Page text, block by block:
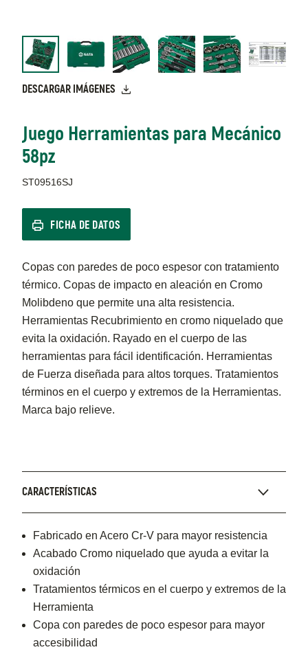
DESCARGAR IMÁGENES
Juego Herramientas para Mecánico
58pz
ST09516SJ
FICHA DE DATOS
Copas con paredes de poco espesor con tratamiento
térmico. Copas de impacto en aleación en Cromo
Molibdeno que permite una alta resistencia.
Herramientas Recubrimiento en cromo niquelado que
evita la oxidación. Rayado en el cuerpo de las
herramientas para fácil identificación. Herramientas
de Fuerza diseñada para altos torques. Tratamientos
términos en el cuerpo y extremos de la Herramientas.
Marca bajo relieve.
CARACTERÍSTICAS
Fabricado en Acero Cr-V para mayor resistencia
Acabado Cromo niquelado que ayuda a evitar la
oxidación
Tratamientos térmicos en el cuerpo y extremos de la
Herramienta
Copa con paredes de poco espesor para mayor
accesibilidad